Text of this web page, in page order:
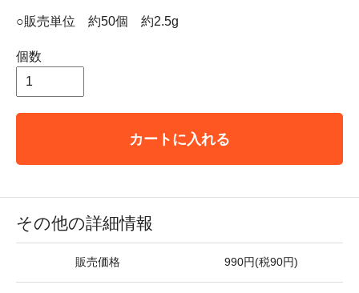
○販売単位 約50個 約2.5g
個数
カートに入れる
その他の詳細情報
販売価格 990円(税90円)